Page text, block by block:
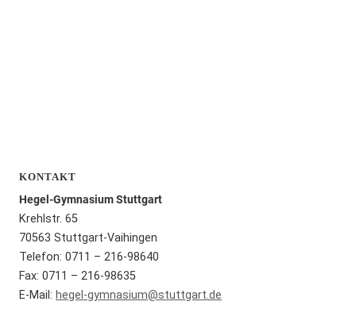
KONTAKT
Hegel-Gymnasium Stuttgart
Krehlstr. 65
70563 Stuttgart-Vaihingen
Telefon: 0711 – 216-98640
Fax: 0711 – 216-98635
E-Mail: hegel-gymnasium@stuttgart.de